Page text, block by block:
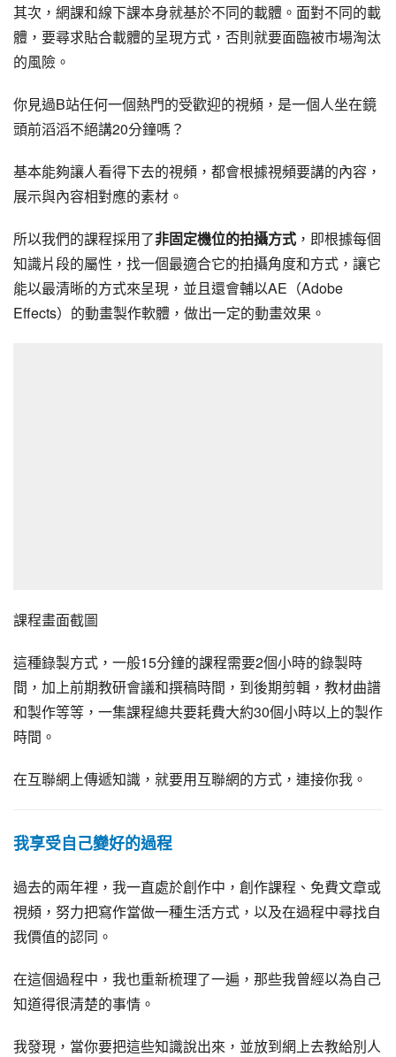
其次，網課和線下課本身就基於不同的載體。面對不同的載
體，要尋求貼合載體的呈現方式，否則就要面臨被市場淘汰
的風險。
你見過B站任何一個熱門的受歡迎的視頻，是一個人坐在鏡
頭前滔滔不絕講20分鐘嗎？
基本能夠讓人看得下去的視頻，都會根據視頻要講的內容，
展示與內容相對應的素材。
所以我們的課程採用了非固定機位的拍攝方式 ，即根據每個
知識片段的屬性，找一個最適合它的拍攝角度和方式，讓它
能以最清晰的方式來呈現，並且還會輔以AE（Adobe
Effects）的動畫製作軟體，做出一定的動畫效果。
課程畫面截圖
這種錄製方式，一般15分鐘的課程需要2個小時的錄製時
間，加上前期教研會議和撰稿時間，到後期剪輯，教材曲譜
和製作等等，一集課程總共要耗費大約30個小時以上的製作
時間。
在互聯網上傳遞知識，就要用互聯網的方式，連接你我。
我享受自己變好的過程
過去的兩年裡，我一直處於創作中，創作課程、免費文章或
視頻，努力把寫作當做一種生活方式，以及在過程中尋找自
我價值的認同。
在這個過程中，我也重新梳理了一遍，那些我曾經以為自己
知道得很清楚的事情。
我發現，當你要把這些知識說出來，並放到網上去教給別人